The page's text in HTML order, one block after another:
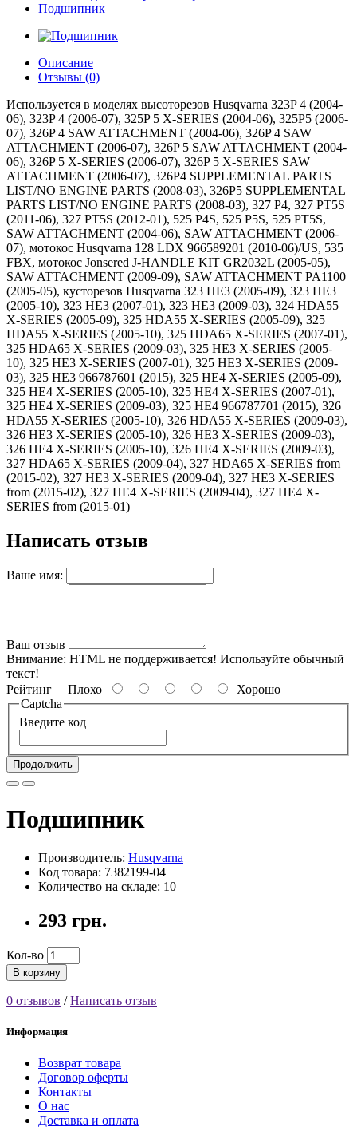
Подшипник
Описание
Отзывы (0)
Используется в моделях высоторезов Husqvarna 323P 4 (2004-
06), 323P 4 (2006-07), 325P 5 X-SERIES (2004-06), 325P5 (2006-
07), 326P 4 SAW ATTACHMENT (2004-06), 326P 4 SAW
ATTACHMENT (2006-07), 326P 5 SAW ATTACHMENT (2004-
06), 326P 5 X-SERIES (2006-07), 326P 5 X-SERIES SAW
ATTACHMENT (2006-07), 326P4 SUPPLEMENTAL PARTS
LIST/NO ENGINE PARTS (2008-03), 326P5 SUPPLEMENTAL
PARTS LIST/NO ENGINE PARTS (2008-03), 327 P4, 327 PT5S
(2011-06), 327 PT5S (2012-01), 525 P4S, 525 P5S, 525 PT5S,
SAW ATTACHMENT (2004-06), SAW ATTACHMENT (2006-
07), мотокос Husqvarna 128 LDX 966589201 (2010-06)/US, 535
FBX, мотокос Jonsered J-HANDLE KIT GR2032L (2005-05),
SAW ATTACHMENT (2009-09), SAW ATTACHMENT PA1100
(2005-05), кусторезов Husqvarna 323 HE3 (2005-09), 323 HE3
(2005-10), 323 HE3 (2007-01), 323 HE3 (2009-03), 324 HDA55
X-SERIES (2005-09), 325 HDA55 X-SERIES (2005-09), 325
HDA55 X-SERIES (2005-10), 325 HDA65 X-SERIES (2007-01),
325 HDA65 X-SERIES (2009-03), 325 HE3 X-SERIES (2005-
10), 325 HE3 X-SERIES (2007-01), 325 HE3 X-SERIES (2009-
03), 325 HE3 966787601 (2015), 325 HE4 X-SERIES (2005-09),
325 HE4 X-SERIES (2005-10), 325 HE4 X-SERIES (2007-01),
325 HE4 X-SERIES (2009-03), 325 HE4 966787701 (2015), 326
HDA55 X-SERIES (2005-10), 326 HDA55 X-SERIES (2009-03),
326 HE3 X-SERIES (2005-10), 326 HE3 X-SERIES (2009-03),
326 HE4 X-SERIES (2005-10), 326 HE4 X-SERIES (2009-03),
327 HDA65 X-SERIES (2009-04), 327 HDA65 X-SERIES from
(2015-02), 327 HE3 X-SERIES (2009-04), 327 HE3 X-SERIES
from (2015-02), 327 HE4 X-SERIES (2009-04), 327 HE4 X-
SERIES from (2015-01)
Написать отзыв
Ваше имя:
Ваш отзыв
Внимание: HTML не поддерживается! Используйте обычный
текст!
Рейтинг Плохо
Хорошо
Captcha
Введите код
Продолжить
Подшипник
Производитель: Husqvarna
Код товара: 7382199-04
Количество на складе: 10
293 грн.
Кол-во
В корзину
0 отзывов /Написать отзыв
Информация
Возврат товара
Договор оферты
Контакты
О нас
Доставка и оплата